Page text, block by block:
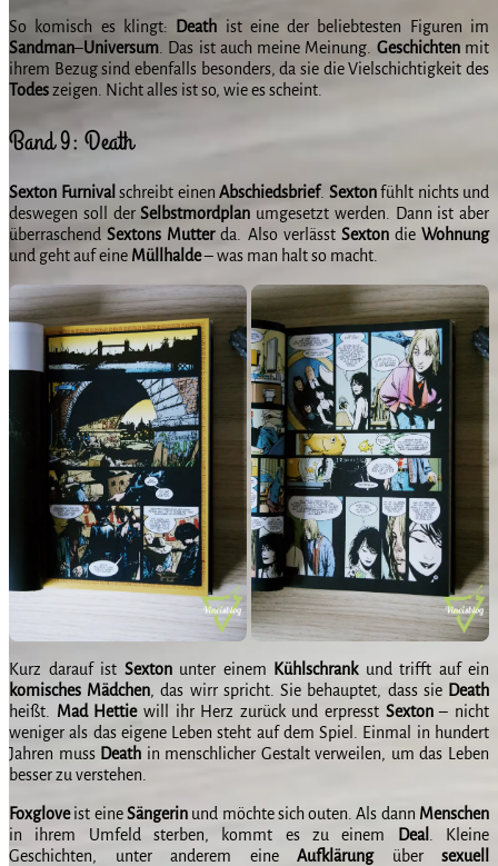
So komisch es klingt: Death ist eine der beliebtesten Figuren im
Sandman–Universum . Das ist auch meine Meinung. Geschichtenmit
ihrem Bezug sind ebenfalls besonders, da sie die Vielschichtigkeit des
Todeszeigen. Nicht alles ist so, wie es scheint.
Band 9: Death
Sexton Furnival schreibt einen Abschiedsbrief. Sextonfühlt nichts und
deswegen soll derSelbstmordplan umgesetzt werden. Dann ist aber
überraschendSextons Mutterda. Also verlässt Sextondie Wohnung
und geht auf eine Müllhalde– was man halt so macht.
Kurz darauf ist Sextonunter einem Kühlschrankund trifft auf ein
komisches Mädchen, das wirr spricht. Sie behauptet, dass sie Death
heißt. Mad Hettiewill ihr Herz zurück und erpresst Sexton– nicht
weniger als das eigene Leben steht auf dem Spiel. Einmal in hundert
Jahren muss Death in menschlicher Gestalt verweilen, um das Leben
besser zu verstehen.
Foxgloveist eineSängerinund möchte sich outen. Als dann Menschen
in ihrem Umfeld sterben, kommt es zu einem
Deal
. Kleine
Geschichten, unter anderem eine Aufklärungüber sexuell